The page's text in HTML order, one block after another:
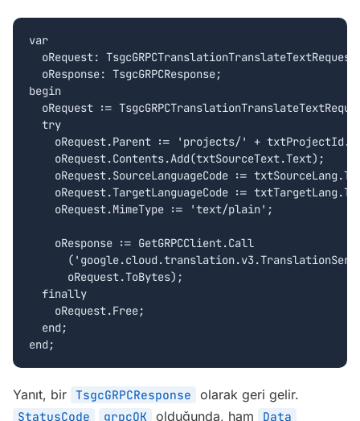
var
oRequest:
  oResponse: TsgcGRPCResponse;
begin
oRequest :=
  try
oRequest.Parent := 'projects/' +
    oRequest.Contents.Add(txtSourceText.Text);
oRequest.SourceLanguageCode :=
oRequest.TargetLanguageCode :=
    oRequest.MimeType := 'text/plain';
    oResponse := GetGRPCClient.Call
      oRequest.ToBytes);
  finally
    oRequest.Free;
  end;
end;
Yanıt, bir TsgcGRPCResponse olarak geri gelir.
StatusCode grpcOK olduğunda, ham Data